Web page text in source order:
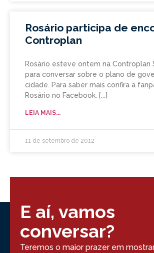
Rosário participa de
Controplan
Rosário esteve ontem na Controplan
para conversar sobre o plano de
cidade. Para saber mais confira a
Rosário no Facebook.
LEIA MAIS...
11 de setembro de 2012
E aí, vamos
conversar?
Teremos o maior prazer em